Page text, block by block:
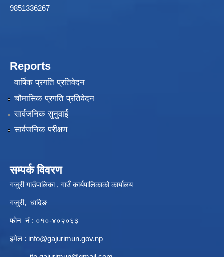
9851336267
Reports
वार्षिक प्रगति प्रतिवेदन
चौमासिक प्रगति प्रतिवेदन
सार्वजनिक सुनुवाई
सार्वजनिक परीक्षण
सम्पर्क विवरण
गजुरी गाउँपालिका , गाउँ कार्यपालिकाको कार्यालय
गजुरी, धादिङ
फोन नं : ०१०-४०२०६३
इमेल : info@gajurimun.gov.np